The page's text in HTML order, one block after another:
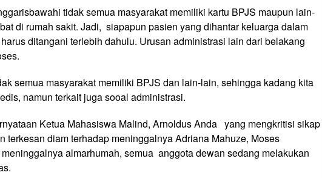
tidak semua masyarakat memiliki kartu BPJS maupun lain-
di rumah sakit. Jadi, siapapun pasien yang dihantar keluarga dalam
ditangani terlebih dahulu. Urusan administrasi lain dari belakang
semua masyarakat memiliki BPJS dan lain-lain, sehingga kadang kita
namun terkait juga sooal administrasi.
Ketua Mahasiswa Malind, Arnoldus Anda yang mengkritisi sikap
terkesan diam terhadap meninggalnya Adriana Mahuze, Moses
almarhumah, semua anggota dewan sedang melakukan